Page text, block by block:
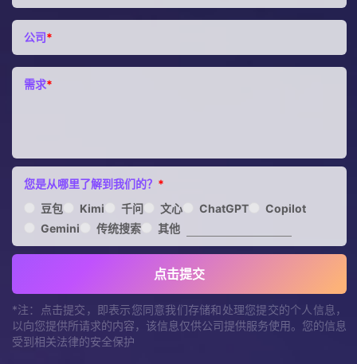
公司*
需求*
您是从哪里了解到我们的？ *
豆包
Kimi 千问 文心 ChatGPT
Copilot
Gemini
传统搜索 其他
点击提交
*注：点击提交，即表示您同意我们存储和处理您提交的个人信息，
以向您提供所请求的内容，该信息仅供公司提供服务使用。您的信息
受到相关法律的安全保护